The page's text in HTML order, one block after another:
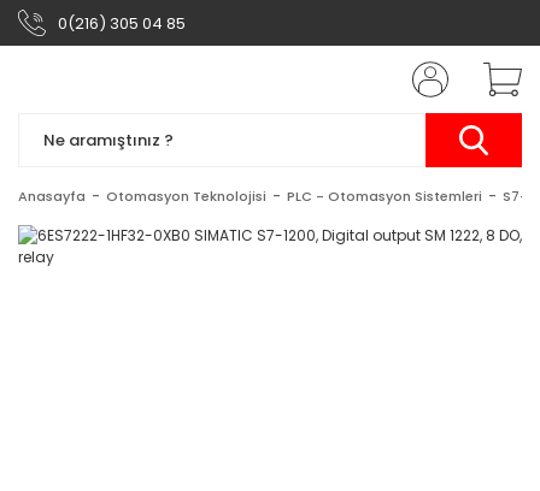
0(216) 305 04 85
Anasayfa Otomasyon Teknolojisi PLC - Otomasyon Sistemleri S7-